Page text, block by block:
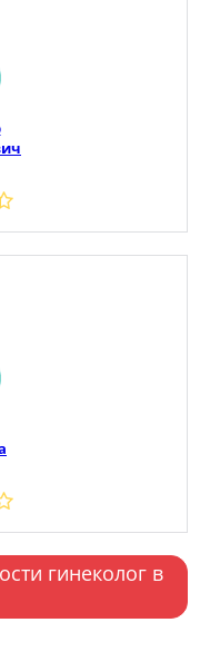
гинеколог в